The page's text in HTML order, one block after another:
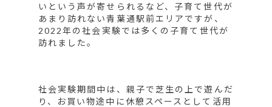
いという声が寄せられるなど、子育て世代が
あまり訪れない青葉通駅前エリアですが、
2022年の社会実験では多くの子育て世代が
訪れました。
社会実験期間中は、親子で芝生の上で遊んだ
り、お買い物途中に休憩スペースとして活用